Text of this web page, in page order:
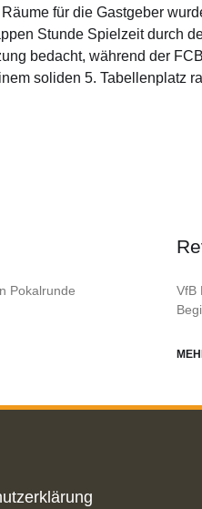
für die Gastgeber
Stunde Spielzeit durch
bedacht, während der
soliden 5. Tabellenplatz
Pokalrunde
VfB